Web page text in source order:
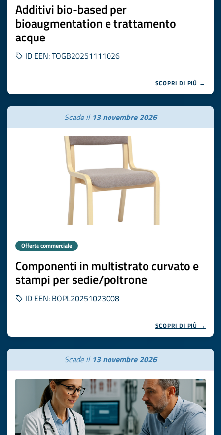
Additivi bio-based per
bioaugmentation e trattamento
acque
ID EEN: TOGB20251111026
SCOPRI DI PIÙ →
Scade il 13 novembre 2026
Offerta commerciale
Componenti in multistrato curvato e
stampi per sedie/poltrone
ID EEN: BOPL20251023008
SCOPRI DI PIÙ →
Scade il 13 novembre 2026